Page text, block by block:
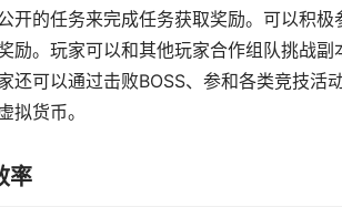
开的任务来完成任务获取奖励。可以积
励。玩家可以和其他玩家合作组队挑战
还可以通过击败BOSS、参和各类竞技活
拟货币。
率